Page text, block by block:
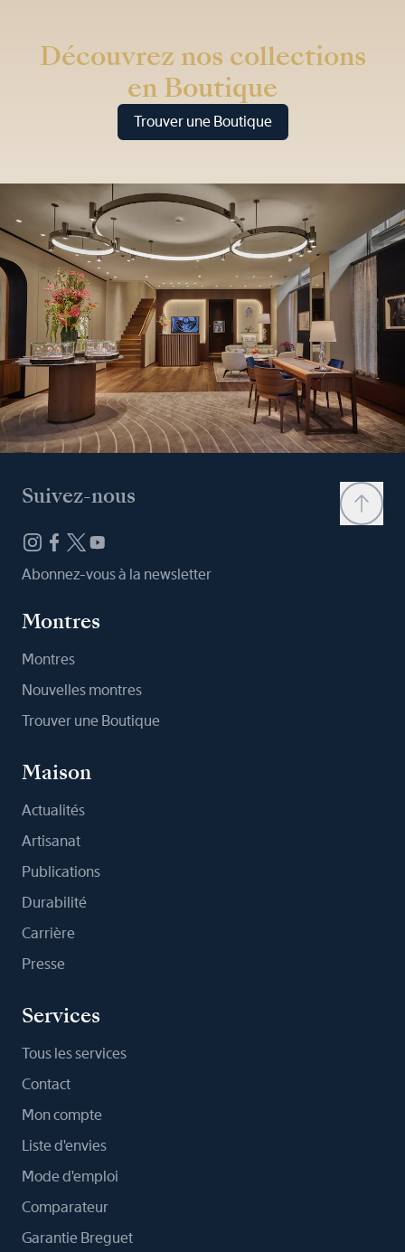
Découvrez nos collections
en Boutique
Trouver une Boutique
Suivez-nous
Abonnez-vous à la newsletter
Montres
Montres
Nouvelles montres
Trouver une Boutique
Maison
Actualités
Artisanat
Publications
Durabilité
Carrière
Presse
Services
Tous les services
Contact
Mon compte
Liste d'envies
Mode d'emploi
Comparateur
Garantie Breguet